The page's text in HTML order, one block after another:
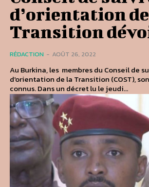
d’orientation
Transition
RÉDACTION - AOÛT 26, 2022
Au Burkina, les membres du Conseil de
d'orientation de la Transition (COST),
connus. Dans un décret lu le jeudi...